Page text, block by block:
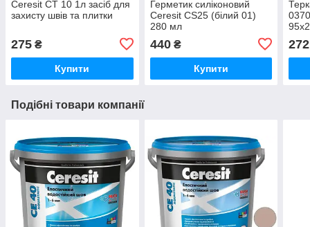
Ceresit CT 10 1л засіб для
захисту швів та плитки
275 ₴
Купити
Герметик силіконовий
Ceresit CS25 (білий 01)
280 мл
440₴
Купити
272
Подібні товари компанії